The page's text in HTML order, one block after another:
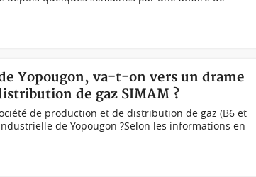
Yopougon, va-t-on vers un drame
de gaz SIMAM ?
de production et de distribution de gaz (B6 et
de Yopougon ?Selon les informations en